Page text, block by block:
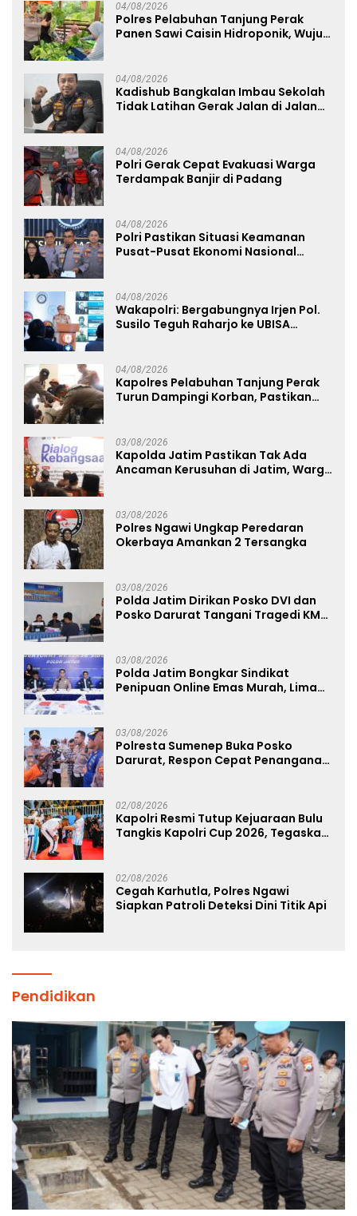
04/08/2026
Polres Pelabuhan Tanjung Perak
Panen Sawi Caisin Hidroponik, Wujud
04/08/2026
Kadishub Bangkalan Imbau Sekolah
Tidak Latihan Gerak Jalan di Jalan
04/08/2026
Polri Gerak Cepat Evakuasi Warga
Terdampak Banjir di Padang
04/08/2026
Polri Pastikan Situasi Keamanan
Pusat-Pusat Ekonomi Nasional
04/08/2026
Wakapolri: Bergabungnya Irjen Pol.
Susilo Teguh Raharjo ke UBISA
04/08/2026
Kapolres Pelabuhan Tanjung Perak
Turun Dampingi Korban, Pastikan
03/08/2026
Kapolda Jatim Pastikan Tak Ada
Ancaman Kerusuhan di Jatim, Warga
03/08/2026
Polres Ngawi Ungkap Peredaran
Okerbaya Amankan 2 Tersangka
03/08/2026
Polda Jatim Dirikan Posko DVI dan
Posko Darurat Tangani Tragedi KMP
03/08/2026
Polda Jatim Bongkar Sindikat
Penipuan Online Emas Murah, Lima
03/08/2026
Polresta Sumenep Buka Posko
Darurat, Respon Cepat Penanganan
02/08/2026
Kapolri Resmi Tutup Kejuaraan Bulu
Tangkis Kapolri Cup 2026, Tegaskan
02/08/2026
Cegah Karhutla, Polres Ngawi
Siapkan Patroli Deteksi Dini Titik Api
Pendidikan